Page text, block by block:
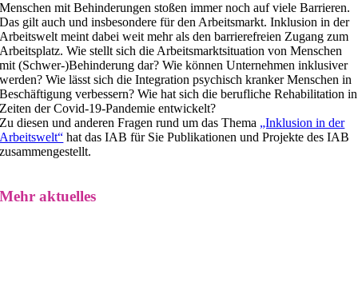
Menschen mit Behinderungen stoßen immer noch auf viele Barrieren.
Das gilt auch und insbesondere für den Arbeitsmarkt. Inklusion in der
Arbeitswelt meint dabei weit mehr als den barrierefreien Zugang zum
Arbeitsplatz. Wie stellt sich die Arbeitsmarktsituation von Menschen
mit (Schwer-)Behinderung dar? Wie können Unternehmen inklusiver
werden? Wie lässt sich die Integration psychisch kranker Menschen in
Beschäftigung verbessern? Wie hat sich die berufliche Rehabilitation in
Zeiten der Covid-19-Pandemie entwickelt?
Zu diesen und anderen Fragen rund um das Thema „Inklusion in der
Arbeitswelt“ hat das IAB für Sie Publikationen und Projekte des IAB
zusammengestellt.
Mehr aktuelles